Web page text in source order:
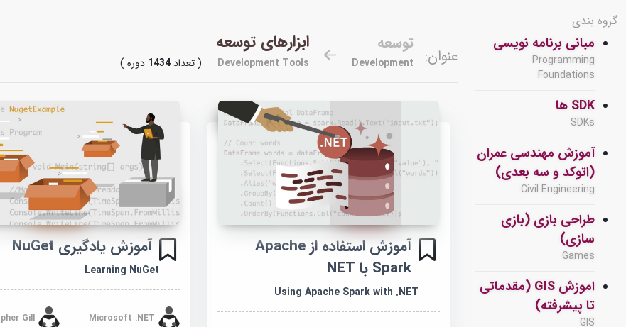
گروه بندی
مبانی برنامه نویسی
Programming
Foundations
SDK ها
SDKs
آموزش مهندسی عمران
(اتوکد و سه بعدی)
Civil Engineering
طراحی بازی (بازی
سازی)
Games
اموزش GIS (مقدماتی
تا پیشرفته)
GIS
عنوان:
توسعه
Development
ابزارهای توسعه
Development Tools ( تعداد1434 دوره )
آموزش استفاده از Apache
Spark با NET
Using Apache Spark with .NET
آموزش یادگیری NuGet
Learning NuGet
Christopher Gill